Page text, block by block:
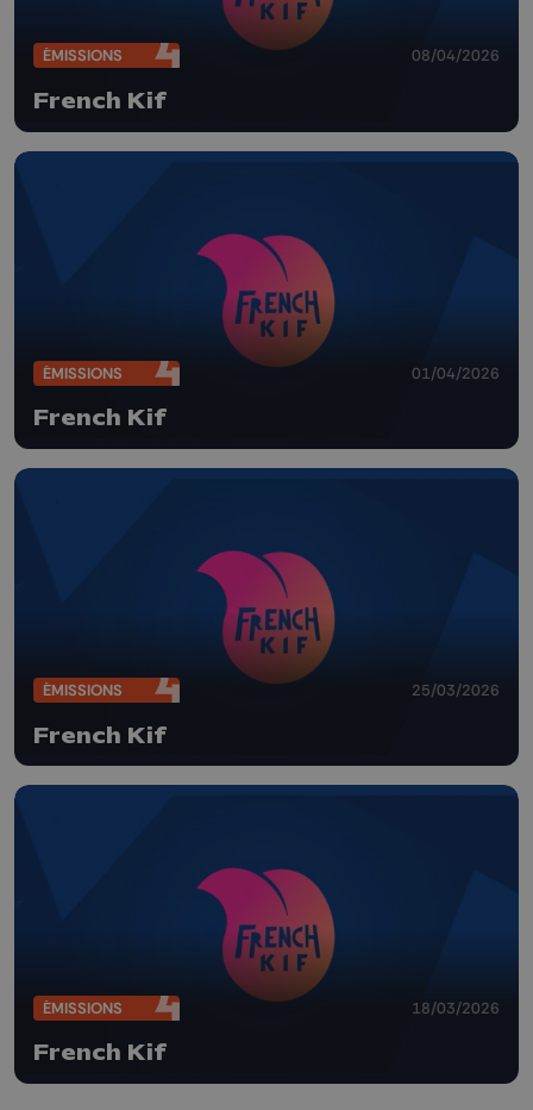
ÉMISSIONS 08/04/2026
French Kif
ÉMISSIONS 01/04/2026
French Kif
ÉMISSIONS 25/03/2026
French Kif
ÉMISSIONS 18/03/2026
French Kif